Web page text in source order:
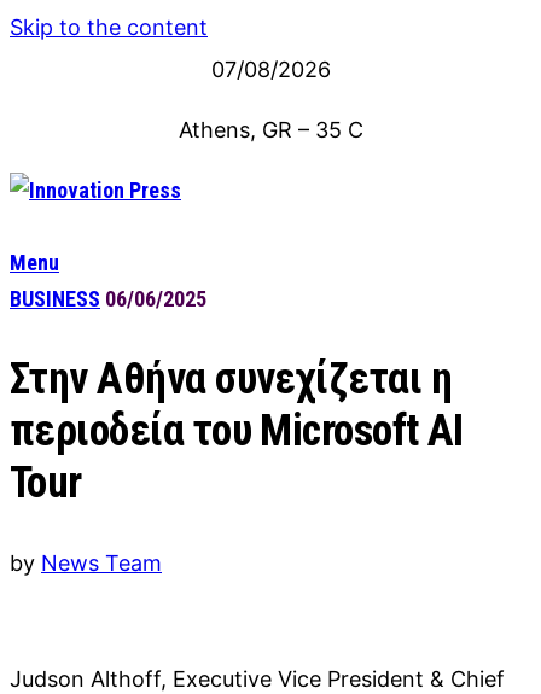
Skip to the content
07/08/2026
Athens, GR – 35 C
Menu
BUSINESS 06/06/2025
Στην Αθήνα συνεχίζεται η
περιοδεία του Microsoft AI
Tour
by News Team
Judson Althoff, Executive Vice President & Chief